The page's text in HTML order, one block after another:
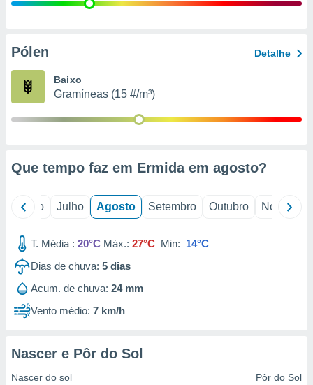
e
Pólen Detalhe
Baixo
Gramíneas (15 #/m³)
Que tempo faz em Ermida em agosto?
Junho Julho Agosto Setembro Outubro Novembro
T. Média : 20°C Máx.: 27°C Min: 14°C
Dias de chuva: 5 dias
Acum. de chuva: 24 mm
Vento médio: 7 km/h
Nascer e Pôr do Sol
Nascer do sol Pôr do Sol